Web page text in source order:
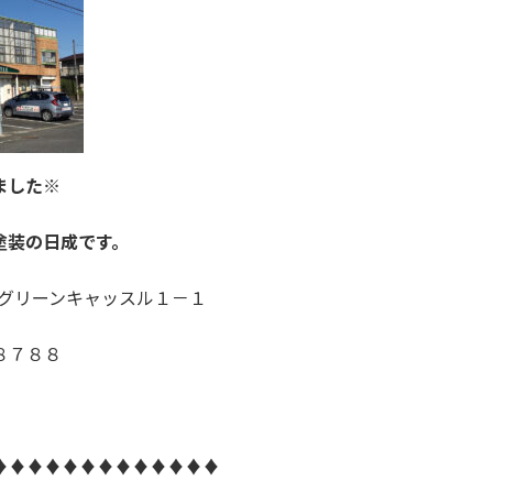
した※
の日成です。
ーンキャッスル１－１
８８